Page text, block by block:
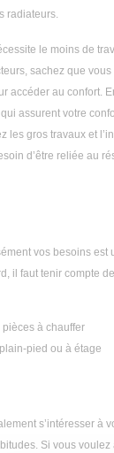
radiateurs.
le moins de
sachez que vous
accéder au confort.
assurent votre
les gros travaux et
d’être reliée au
vos besoins
il faut tenir compte
pièces à chauffer
pied ou à étage
s’intéresser à
Si vous